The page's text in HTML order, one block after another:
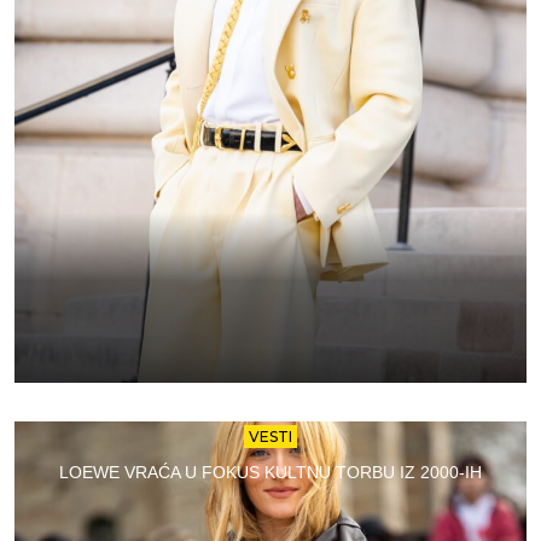
VESTI
LOEWE VRAĆA U FOKUS KULTNU TORBU IZ 2000-IH